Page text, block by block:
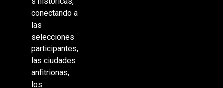
conectando a
las
selecciones
participantes,
las ciudades
anfitrionas,
los